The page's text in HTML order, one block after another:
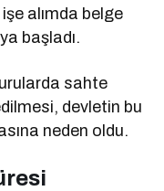
alımda belge
başladı.
sahte
devletin bu
neden oldu.